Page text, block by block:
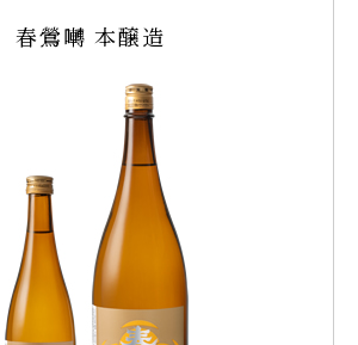
春鶯囀 本醸造